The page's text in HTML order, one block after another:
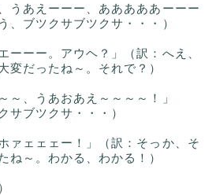
うあえーーー、あああああーーー
、ブツクサブツクサ・・・）
ーー。アウヘ？」（訳：へえ、
だったね～。それで？）
～、うあおあえ～～～～！」
サブツクサ・・・）
ァェェェー！」（訳：そっか、そ
ね～。わかる、わかる！）